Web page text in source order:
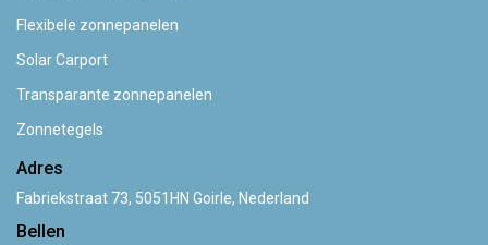
Flexibele zonnepanelen
Solar Carport
Transparante zonnepanelen
Zonnetegels
Adres
Fabriekstraat 73, 5051HN Goirle, Nederland
Bellen